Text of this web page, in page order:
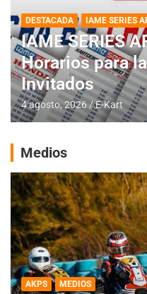
DESTACADA IAME SERIES
IAME SERIES
Horarios para
Invitados
4 agosto, 2026 E-Kart
Medios
AKPS MEDIOS